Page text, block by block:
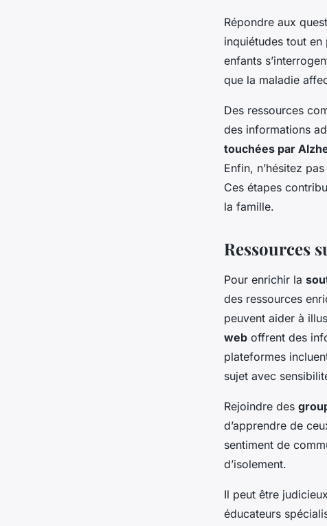
Répondre aux
inquiétudes tout
enfants
que la maladie
Des ressources
des informations
touchées par
Enfin, n’hésitez
Ces étapes
la famille.
Ressources
Pour enrichir la
des ressources
peuvent aider à
web offrent des
plateformes
sujet avec
Rejoindre des
d’apprendre de
sentiment de
d’isolement.
Il peut être
éducateurs